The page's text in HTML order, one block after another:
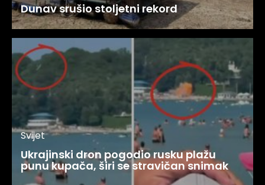
Dunav srušio stoljetni rekord
Svijet
Ukrajinski dron pogodio rusku plažu
punu kupača, širi se stravičan snimak